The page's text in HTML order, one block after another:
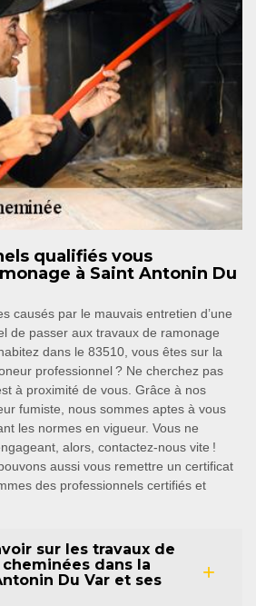
qualifiés vous
à Saint Antonin Du
causés par le mauvais entretien d’une
de passer aux travaux de ramonage
dans le 83510, vous êtes sur la
professionnel ? Ne cherchez pas
à proximité de vous. Grâce à nos
fumiste, nous sommes aptes à vous
les normes en vigueur. Vous ne
alors, contactez-nous vite !
aussi vous remettre un certificat
des professionnels certifiés et
sur les travaux de
dans la
Du Var et ses